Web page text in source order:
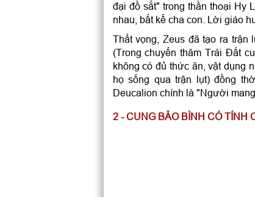
đại đồ sắt" trong thần thoại Hy
nhau, bất kể cha con. Lời giáo
Thất vọng, Zeus đã tạo ra
(Trong chuyến thăm Trái Đất
không có đủ thức ăn, vật dụng
họ sống qua trận lụt) đồng
Deucalion chính là "Người
2 - CUNG BẢO BÌNH CÓ TÍNH